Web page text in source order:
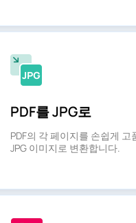
PDF를 JPG로
PDF의 각 페이지를 손쉽게 고
JPG 이미지로 변환합니다.